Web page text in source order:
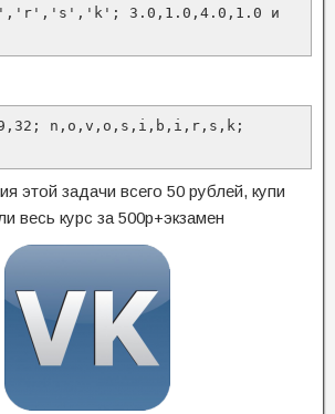
3.0,1.0,4.0,1.0 и
n,o,v,o,s,i,b,i,r,s,k;
этой задачи всего 50 рублей, купи
весь курс за 500р+экзамен